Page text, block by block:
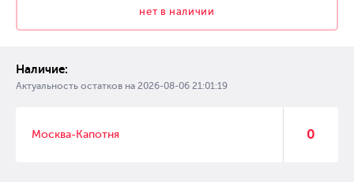
нет в наличии
Наличие:
Актуальность остатков на 2026-08-06 21:01:19
Москва-Капотня 0